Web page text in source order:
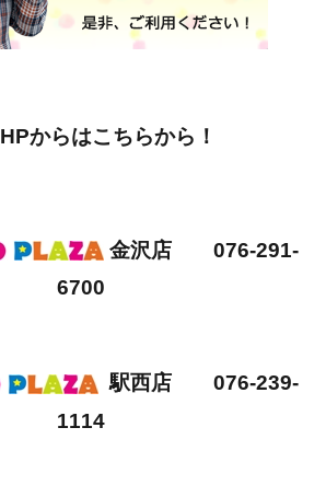
HPからはこちらから！
金沢店 076-291-
6700
駅西店 076-239-
1114